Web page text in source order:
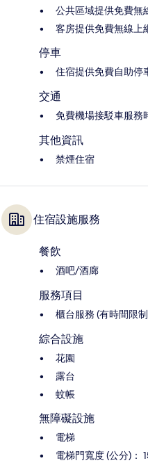
公共區域提供免費無
客房提供免費無線上
停車
住宿提供免費自助停
交通
免費機場接駁車服
其他資訊
禁煙住宿
住宿設施服務
餐飲
酒吧/酒廊
服務項目
櫃台服務 (有時間限
綜合設施
花園
露台
蚊帳
無障礙設施
電梯
電梯門寬度 (公分)：